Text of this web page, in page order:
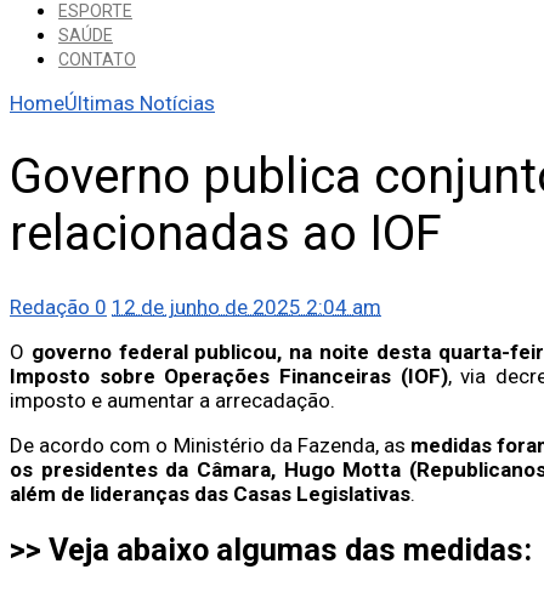
ESPORTE
SAÚDE
CONTATO
HomeÚltimas Notícias
Governo publica
relacionadas ao IOF
Redação 0 12 de junho de 2025 2:04 am
O governo federal publicou, na noite desta quarta-
Imposto sobre Operações Financeiras (IOF), via
imposto e aumentar a arrecadação.
De acordo com o Ministério da Fazenda, as medidas
os presidentes da Câmara, Hugo Motta
além de lideranças das Casas Legislativas.
>> Veja abaixo algumas das medidas: